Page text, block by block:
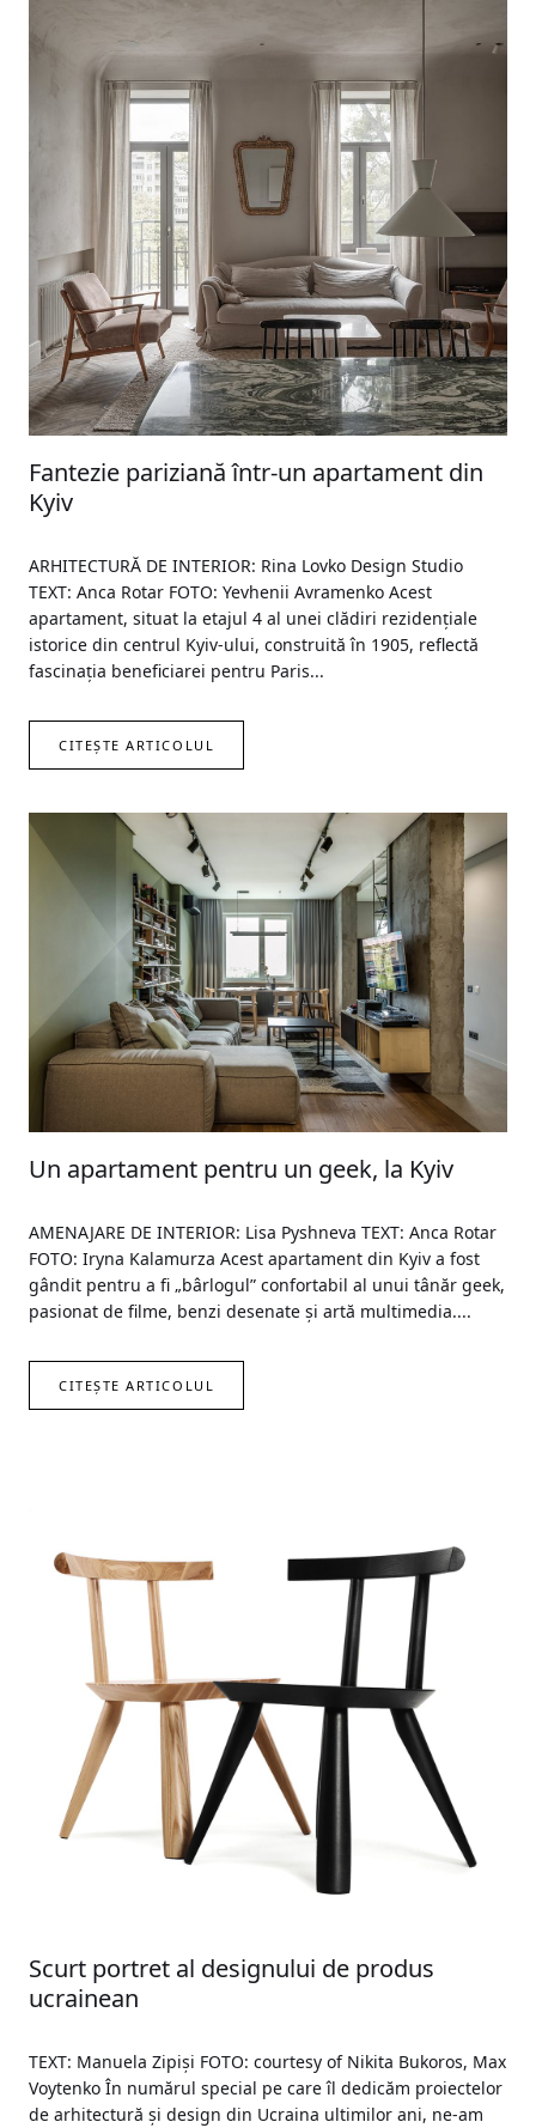
Fantezie pariziană într-un apartament din
Kyiv
ARHITECTURĂ DE INTERIOR: Rina Lovko Design Studio
TEXT: Anca Rotar FOTO: Yevhenii Avramenko Acest
apartament, situat la etajul 4 al unei clădiri rezidențiale
istorice din centrul Kyiv-ului, construită în 1905, reflectă
fascinația beneficiarei pentru Paris...
CITEȘTE ARTICOLUL
Un apartament pentru un geek, la Kyiv
AMENAJARE DE INTERIOR: Lisa Pyshneva TEXT: Anca Rotar
FOTO: Iryna Kalamurza Acest apartament din Kyiv a fost
gândit pentru a fi „bârlogul” confortabil al unui tânăr geek,
pasionat de filme, benzi desenate și artă multimedia....
CITEȘTE ARTICOLUL
Scurt portret al designului de produs
ucrainean
TEXT: Manuela Zipiși FOTO: courtesy of Nikita Bukoros, Max
Voytenko În numărul special pe care îl dedicăm proiectelor
de arhitectură și design din Ucraina ultimilor ani, ne-am